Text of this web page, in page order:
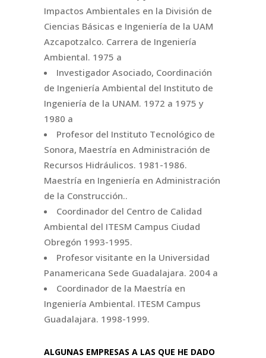
Impactos Ambientales en la División de
Ciencias Básicas e Ingeniería de la UAM
Azcapotzalco. Carrera de Ingeniería
Ambiental. 1975 a
Investigador Asociado, Coordinación
de Ingeniería Ambiental del Instituto de
Ingeniería de la UNAM. 1972 a 1975 y
1980 a
Profesor del Instituto Tecnológico de
Sonora, Maestría en Administración de
Recursos Hidráulicos. 1981-1986.
Maestría en Ingeniería en Administración
de la Construcción..
Coordinador del Centro de Calidad
Ambiental del ITESM Campus Ciudad
Obregón 1993-1995.
Profesor visitante en la Universidad
Panamericana Sede Guadalajara. 2004 a
Coordinador de la Maestría en
Ingeniería Ambiental. ITESM Campus
Guadalajara. 1998-1999.
ALGUNAS EMPRESAS A LAS QUE HE DADO